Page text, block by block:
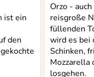
ist ein
den
Orzo -
reisgroße
füllenden
wird es bei
Schinken,
Mozzarella
losgehen.